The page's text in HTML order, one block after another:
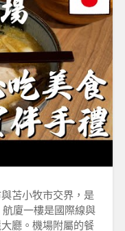
苫小牧市交界，是
廈一樓是國際線與
廳。機場附屬的餐